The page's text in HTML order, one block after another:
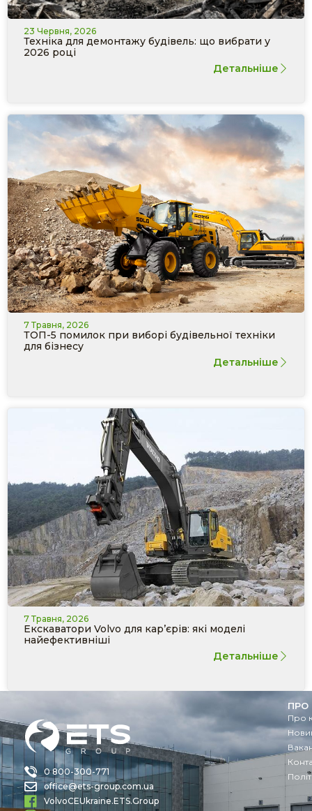
23 Червня, 2026
Техніка для демонтажу будівель: що вибрати у
2026 році
Детальніше
7 Травня, 2026
ТОП-5 помилок при виборі будівельної техніки
для бізнесу
Детальніше
7 Травня, 2026
Екскаватори Volvo для кар’єрів: які моделі
найефективніші
Детальніше
0 800-300-771
office@ets-group.com.ua
VolvoCEUkraine.ETS.Group
ПРО
Про